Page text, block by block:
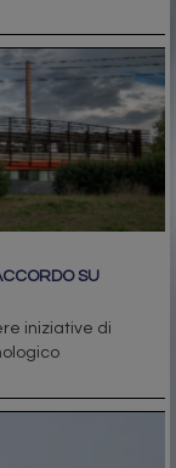
SU
iniziative di